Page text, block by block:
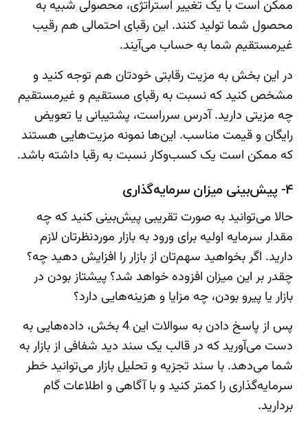
ممکن است با یک تغییر استراتژی، محصولی شبیه به
محصول شما تولید کنند. این رقبای احتمالی هم رقیب
غیرمستقیم شما به حساب می‌آیند.
در این بخش به مزیت رقابتی خودتان هم توجه کنید و
مشخص کنید که نسبت به رقبای مستقیم و غیرمستقیم
چه مزیتی دارید. آدرس سرراست، پشتیبانی یا تعویض
رایگان و قیمت مناسب. این‌ها نمونه مزیت‌هایی هستند
که ممکن است یک کسب‌وکار نسبت به رقبا داشته باشد.
4- پیش‌بینی میزان سرمایه‌گذاری
حالا می‌توانید به صورت تقریبی پیش‌بینی کنید که چه
مقدار سرمایه اولیه برای ورود به بازار موردنظرتان لازم
دارید. اگر بخواهید سهم‌تان از بازار را افزایش دهید چه؟
چقدر بر این میزان افزوده خواهد شد؟ پیشتاز بودن در
بازار یا پیرو بودن، چه مزایا و هزینه‌هایی دارد؟
پس از پاسخ دادن به سوالات این 4 بخش، داده‌هایی به
دست می‌آورید که در قالب یک سند دید شفافی از بازار به
شما می‌دهد. با سند تجزیه و تحلیل بازار می‌توانید خطر
سرمایه‌گذاری را کمتر کنید و با آگاهی و اطلاعات گام
بردارید.